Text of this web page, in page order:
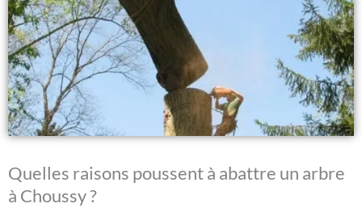
Quelles raisons poussent à abattre un arbre
à Choussy ?